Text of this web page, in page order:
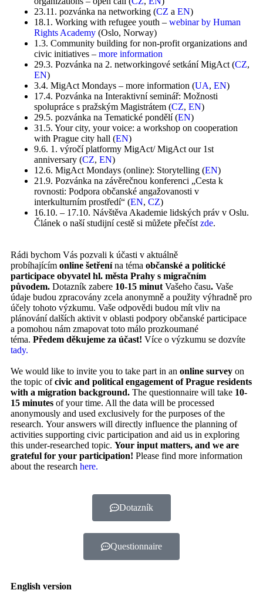
23.11. pozvánka na networking (CZ a EN)
18.1. Working with refugee youth – webinar by Human
Rights Academy (Oslo, Norway)
1.3. Community building for non-profit organizations and
civic initiatives – more information
29.3. Pozvánka na 2. networkingové setkání MigAct (CZ,
EN)
3.4. MigAct Mondays – more information (UA, EN)
17.4. Pozvánka na Interaktivní seminář: Možnosti
spolupráce s pražským Magistrátem (CZ, EN)
29.5. pozvánka na Tematické pondělí (EN)
31.5. Your city, your voice: a workshop on cooperation
with Prague city hall (EN)
9.6. 1. výročí platformy MigAct/ MigAct our 1st
anniversary (CZ, EN)
12.6. MigAct Mondays (online): Storytelling (EN)
21.9. Pozvánka na závěrečnou konferenci „Cesta k
rovnosti: Podpora občanské angažovanosti v
interkulturním prostředí“ (EN, CZ)
16.10. – 17.10. Návštěva Akademie lidských práv v Oslu.
Článek o naší studijní cestě si můžete přečíst zde.
Rádi bychom Vás pozvali k účasti v aktuálně
probíhajícím online šetřenína téma občanské a politické
participace obyvatel hl. města Prahy s migračním
původem. Dotazník zabere 10-15 minut Vašeho času. Vaše
údaje budou zpracovány zcela anonymně a použity výhradně pro
účely tohoto výzkumu. Vaše odpovědi budou mít vliv na
plánování dalších aktivit v oblasti podpory občanské participace
a pomohou nám zmapovat toto málo prozkoumané
téma. Předem děkujeme za účast! Více o výzkumu se dozvíte
tady.
We would like to invite you to take part in an online survey on
the topic ofcivic and political engagement of Prague residents
with a migration background. The questionnaire will take 10-
15 minutes of your time. All the data will be processed
anonymously and used exclusively for the purposes of the
research. Your answers will directly influence the planning of
activities supporting civic participation and aid us in exploring
this under-researched topic. Your input matters, and we are
grateful for your participation! Please find more information
about the research here.
Dotazník
Questionnaire
English version